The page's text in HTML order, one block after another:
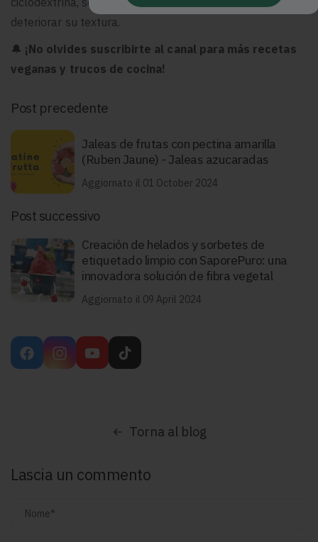
deteriorar su textura.
🔔 ¡No olvides suscribirte al canal para más recetas
veganas y trucos de cocina!
Post precedente
Jaleas de frutas con pectina amarilla
(Ruben Jaune) - Jaleas azucaradas
Aggiornato il 01 October 2024
Post successivo
Creación de helados y sorbetes de
etiquetado limpio con SaporePuro: una
innovadora solución de fibra vegetal
Aggiornato il 09 April 2024
FacebookInstagramYouTubeTikTok
Torna al blog
Lascia un commento
Nome*